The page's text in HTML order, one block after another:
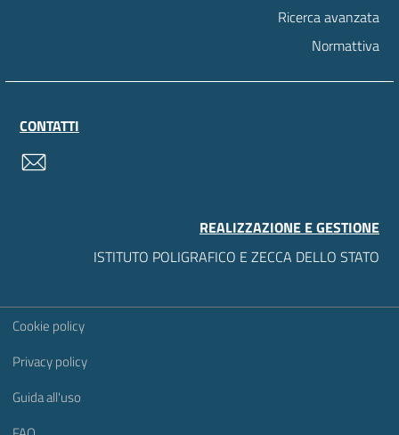
Ricerca avanzata
Normattiva
CONTATTI
REALIZZAZIONE E GESTIONE
ISTITUTO POLIGRAFICO E ZECCA DELLO STATO
Sezione Link Utili
Cookie policy
Privacy policy
Guida all'uso